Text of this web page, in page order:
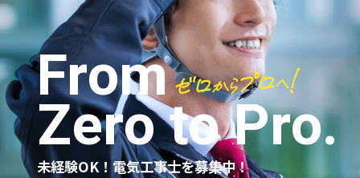
社員インタビュー
会社案内
プライバシーポリシー
お問い合わせ
From
Zero to Pro.
未経験OK！電気工事士を募集中！